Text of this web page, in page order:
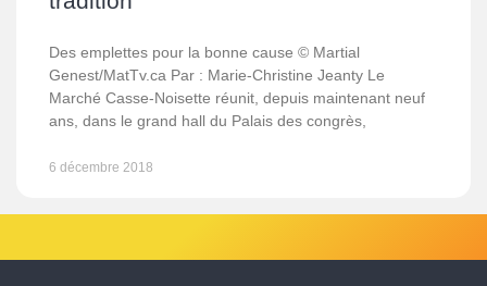
Des emplettes pour la bonne cause © Martial
Genest/MatTv.ca Par : Marie-Christine Jeanty Le
Marché Casse-Noisette réunit, depuis maintenant neuf
ans, dans le grand hall du Palais des congrès,
6 décembre 2018